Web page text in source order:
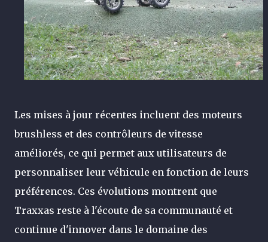
Les mises à jour récentes incluent des moteurs
brushless et des contrôleurs de vitesse
améliorés, ce qui permet aux utilisateurs de
personnaliser leur véhicule en fonction de leurs
préférences. Ces évolutions montrent que
Traxxas reste à l'écoute de sa communauté et
continue d'innover dans le domaine des